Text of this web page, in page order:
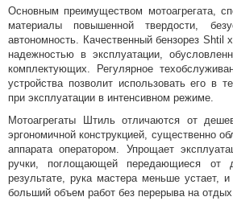
12 Июля 2022
Какой триммер
выбрать,
электрический
или бензиновый
Подробнее
04 Июля 2022
Виды,
преимущества и
выбор мотокос
Подробнее
21 Апреля 2022
Основным преимуществом мотоагрегата,
материалы повышенной твердости,
автономность. Качественный бензорез Shtil
надежностью в эксплуатации,
комплектующих. Регулярное
устройства позволит использовать его в
при эксплуатации в интенсивном режиме.
Мотоагрегаты Штиль отличаются от
эргономичной конструкцией, существенно
аппарата оператором. Упрощает
ручки, поглощающей передающиеся от
результате, рука мастера меньше устает,
больший объем работ без перерыва на